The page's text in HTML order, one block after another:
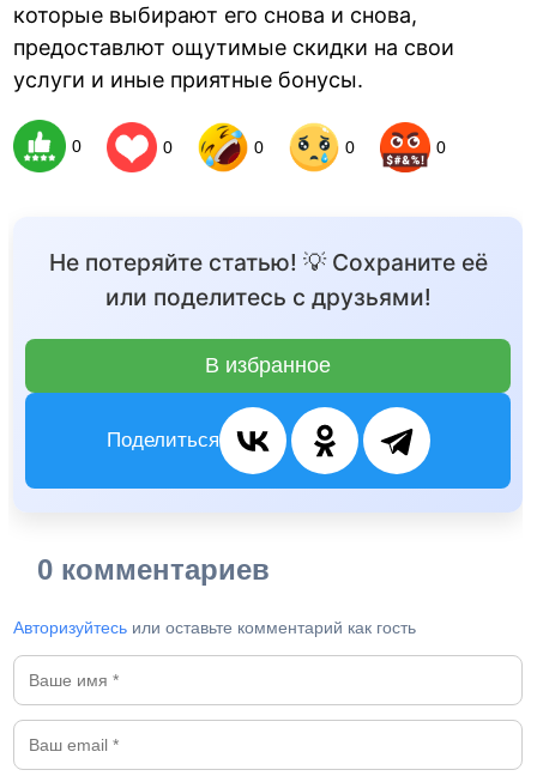
которые выбирают его снова и снова,
предоставлют ощутимые скидки на свои
услуги и иные приятные бонусы.
0 0 0 0 0
Не потеряйте статью! 💡 Сохраните её
или поделитесь с друзьями!
В избранное
Поделиться
0 комментариев
Авторизуйтесь или оставьте комментарий как гость